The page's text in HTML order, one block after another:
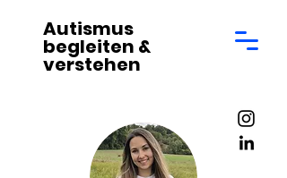
Autismus
begleiten &
verstehen